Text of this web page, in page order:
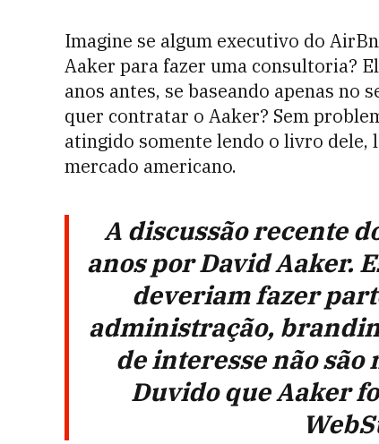
Imagine se algum executivo do
Aaker para fazer uma consultoria?
anos antes, se baseando apenas no
quer contratar o Aaker? Sem
atingido somente lendo o livro dele,
mercado americano.
A discussão recente
anos por David Aaker.
deveriam fazer
administração,
de interesse não
Duvido que Aaker